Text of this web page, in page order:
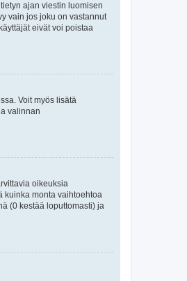
ajan viestin luomisen
vain jos joku on vastannut
eivät voi poistaa
Voit myös lisätä
valinnan
oikeuksia
kuinka monta vaihtoehtoa
(0 kestää loputtomasti) ja